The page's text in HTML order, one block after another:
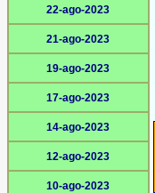
22-ago-2023
21-ago-2023
19-ago-2023
17-ago-2023
14-ago-2023
12-ago-2023
10-ago-2023